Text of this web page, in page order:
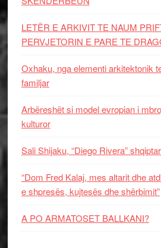
LETËR E ARKIVIT TE NAUM
PERVJETORIN E PARE TE
Oxhaku, nga elementi arkitektonik
familjar
Arbëreshët si model evropian i
kulturor
Sali Shijaku, “Diego Rivera”
“Dom Fred Kalaj, mes altarit dhe
e shpresës, kujtesës dhe shërbimit”
A PO ARMATOSET BALLKANI?